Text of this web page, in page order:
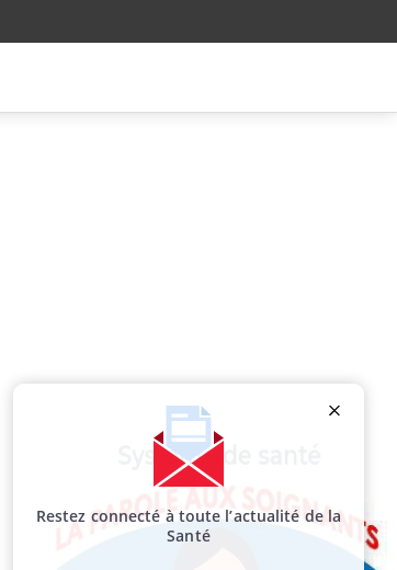
Restez connecté à toute l’actualité de la
Santé